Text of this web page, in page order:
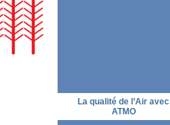
La qualité de l’Air avec
ATMO